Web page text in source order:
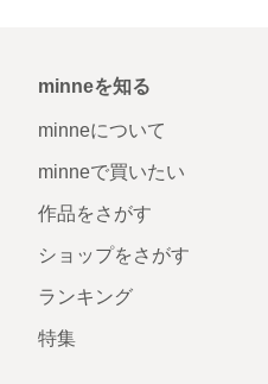
minneを知る
minneについて
minneで買いたい
作品をさがす
ショップをさがす
ランキング
特集